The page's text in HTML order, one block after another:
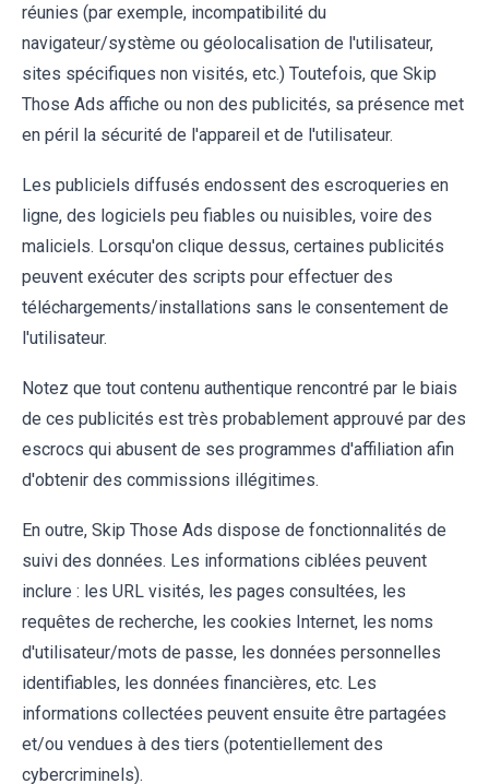
réunies (par exemple, incompatibilité du
navigateur/système ou géolocalisation de l'utilisateur,
sites spécifiques non visités, etc.) Toutefois, que Skip
Those Ads affiche ou non des publicités, sa présence met
en péril la sécurité de l'appareil et de l'utilisateur.
Les publiciels diffusés endossent des escroqueries en
ligne, des logiciels peu fiables ou nuisibles, voire des
maliciels. Lorsqu'on clique dessus, certaines publicités
peuvent exécuter des scripts pour effectuer des
téléchargements/installations sans le consentement de
l'utilisateur.
Notez que tout contenu authentique rencontré par le biais
de ces publicités est très probablement approuvé par des
escrocs qui abusent de ses programmes d'affiliation afin
d'obtenir des commissions illégitimes.
En outre, Skip Those Ads dispose de fonctionnalités de
suivi des données. Les informations ciblées peuvent
inclure : les URL visités, les pages consultées, les
requêtes de recherche, les cookies Internet, les noms
d'utilisateur/mots de passe, les données personnelles
identifiables, les données financières, etc. Les
informations collectées peuvent ensuite être partagées
et/ou vendues à des tiers (potentiellement des
cybercriminels).